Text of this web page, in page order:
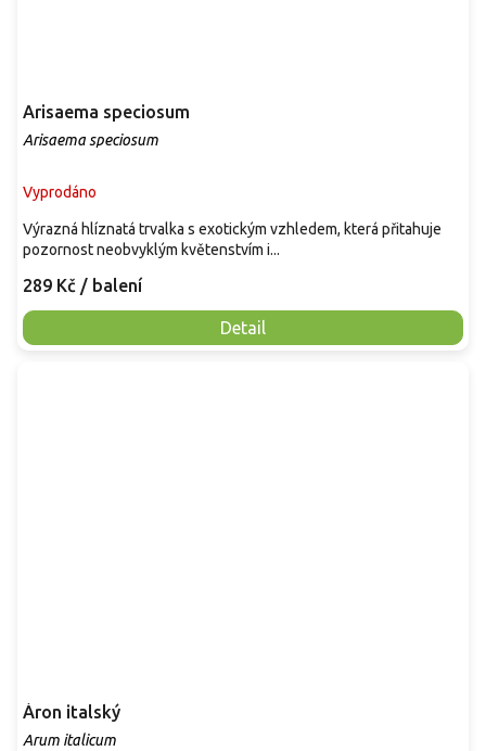
Arisaema speciosum
Arisaema speciosum
Vyprodáno
289 Kč / balení
Detail
Výrazná hlíznatá trvalka s exotickým vzhledem, která přitahuje
pozornost neobvyklým květenstvím i...
Áron italský
Arum italicum